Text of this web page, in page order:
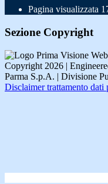
Pagina visualizzata
Sezione Copyright
Copyright 2026 |
Parma S.p.A. | Divisione
Disclaimer trattamento dati